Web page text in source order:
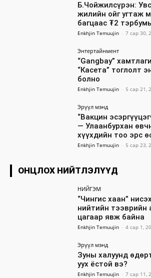
Б.Чойжилсүрэн:
жилийн ойг угтаж
багцаас ₮2
Enkhjin Temuujin - 7 сар 30,
Энтертайнмент
“Gangbay”
“Касета” тоглолт
болно
Enkhjin Temuujin - 5 сар 21,
Эрүүл мэнд
“Вакцин
— Улаанбурхан
хүүхдийн тоо эрс
Enkhjin Temuujin - 5 сар 23,
ОНЦЛОХ НИЙТЛЭЛҮҮД
НИЙГЭМ
“Чингис хаан”
нийтийн тээврийн
цагаар явж байна
Enkhjin Temuujin - 4 сар 1,
Эрүүл мэнд
Зуны халуунд
уух ёстой вэ?
Enkhjin Temuujin - 7 сар 11,